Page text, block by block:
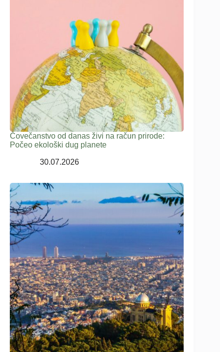
Čovečanstvo od danas živi na račun prirode:
Počeo ekološki dug planete
30.07.2026